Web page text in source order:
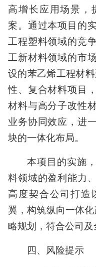
高增长应用场景，
案。通过本项目的
工程塑料领域的竞
工新材料领域的市
设的苯乙烯工程材
性、复合材料项目
材料与高分子改性
业务协同效应，进
块的一体化布局。
本项目的实施
料领域的盈利能力
高度契合公司打造
翼，构筑纵向一体
略规划，符合公司及
四、风险提示